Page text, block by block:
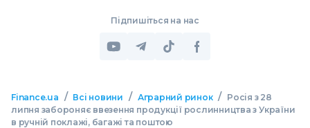
Підпишіться на нас
Finance.ua / Всі новини / Аграрний ринок / Росія з 28
липня забороняє ввезення продукції рослинництва з України
в ручній поклажі, багажі та поштою